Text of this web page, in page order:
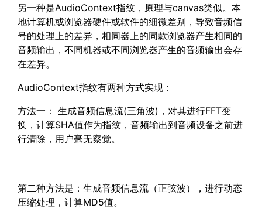
另一种是AudioContext指纹，原理与canvas类似。本
地计算机或浏览器硬件或软件的细微差别，导致音频信
号的处理上的差异，相同器上的同款浏览器产生相同的
音频输出，不同机器或不同浏览器产生的音频输出会存
在差异。
AudioContext指纹有两种方式实现：
方法一： 生成音频信息流(三角波)，对其进行FFT变
换，计算SHA值作为指纹，音频输出到音频设备之前进
行清除，用户毫无察觉。
第二种方法是：生成音频信息流（正弦波），进行动态
压缩处理，计算MD5值。